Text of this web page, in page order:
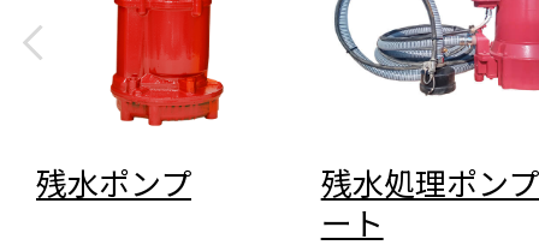
残水ポンプ
残水処理ポン
ート